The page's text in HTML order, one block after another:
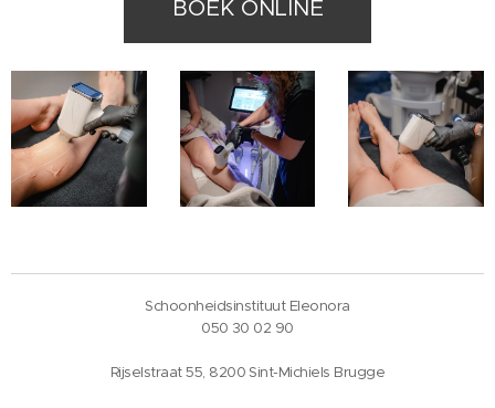
BOEK ONLINE
Schoonheidsinstituut Eleonora
050 30 02 90
Rijselstraat 55, 8200 Sint-Michiels Brugge